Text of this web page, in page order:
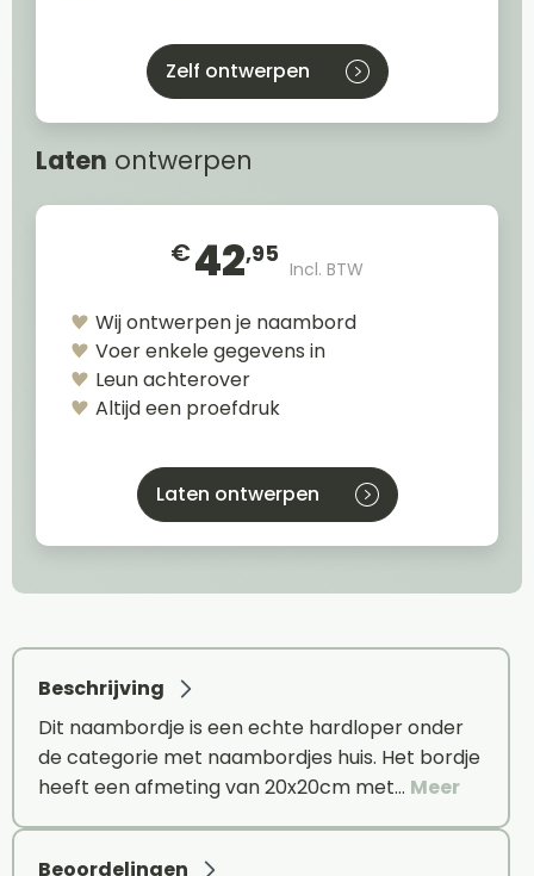
Zelf ontwerpen
Laten ontwerpen
€42,95
Incl. BTW
Wij ontwerpen je naambord
Voer enkele gegevens in
Leun achterover
Altijd een proefdruk
Laten ontwerpen
Beschrijving
Dit naambordje is een echte hardloper onder
de categorie met naambordjes huis. Het bordje
heeft een afmeting van 20x20cm met… Meer
Beoordelingen